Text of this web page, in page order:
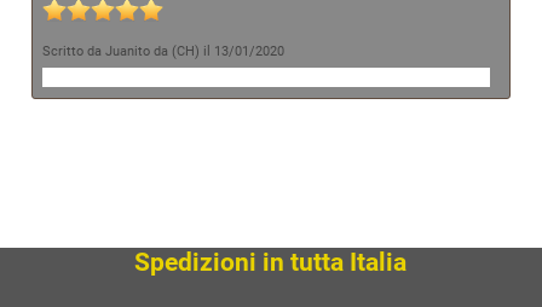
Scritto da Juanito da (CH) il 13/01/2020
Spedizioni in tutta Italia